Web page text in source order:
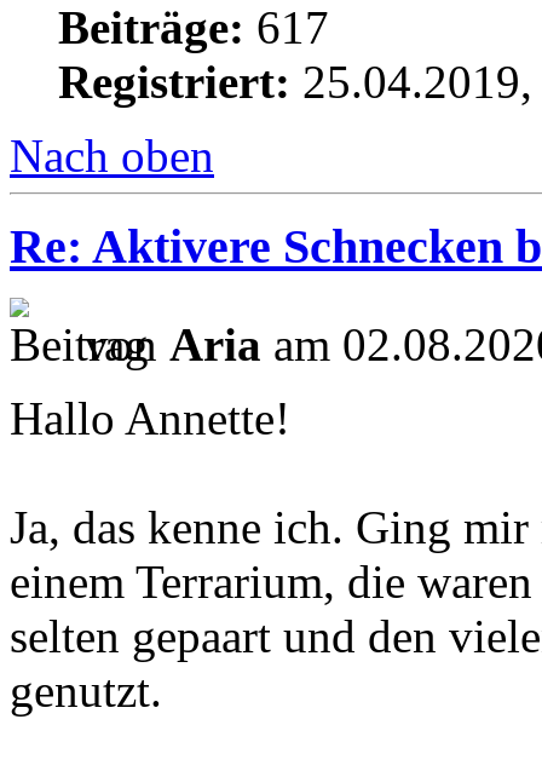
Beiträge: 617
Registriert:
Nach oben
Re: Aktivere Schnecken
von Aria am
Hallo Annette!
Ja, das kenne ich. Ging
einem Terrarium, die
selten gepaart und den
genutzt.